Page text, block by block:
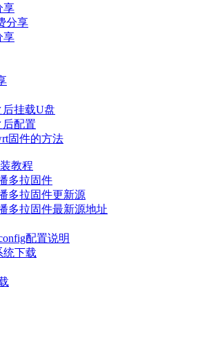
享
分享
享
后挂载U盘
后配置
固件的方法
教程
多拉固件
多拉固件更新源
多拉固件最新源地址
配置说明
统下载